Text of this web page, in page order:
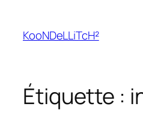
contenu
KooNDeLLiTcH²
Étiquette :